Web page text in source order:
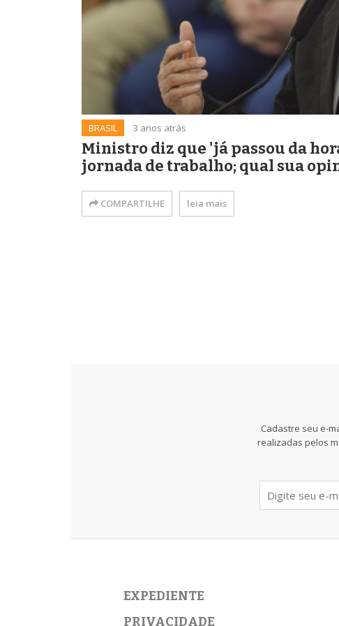
BRASIL 3 anos atrás
Ministro diz que 'já passou da
jornada de trabalho; qual sua
COMPARTILHE leia mais
Cadastre seu e-
realizadas pelos
EXPEDIENTE
PRIVACIDADE